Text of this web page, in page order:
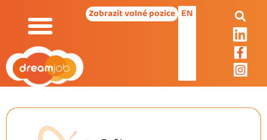
Zobrazit volné pozice EN